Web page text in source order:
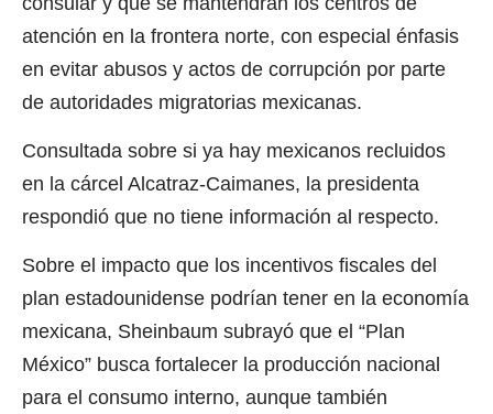
atención en la frontera norte, con especial énfasis
en evitar abusos y actos de corrupción por parte
de autoridades migratorias mexicanas.
Consultada sobre si ya hay mexicanos recluidos
en la cárcel Alcatraz-Caimanes, la presidenta
respondió que no tiene información al respecto.
Sobre el impacto que los incentivos fiscales del
plan estadounidense podrían tener en la economía
mexicana, Sheinbaum subrayó que el “Plan
México” busca fortalecer la producción nacional
para el consumo interno, aunque también